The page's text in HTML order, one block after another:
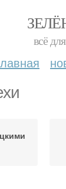
всё